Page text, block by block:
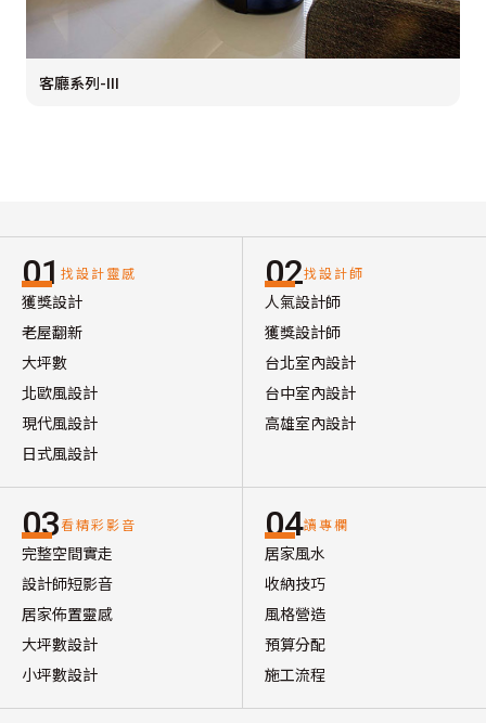
客廳系列-III
01 找設計靈感
獲獎設計
老屋翻新
大坪數
北歐風設計
現代風設計
日式風設計
02找設計師
人氣設計師
獲獎設計師
台北室內設計
台中室內設計
高雄室內設計
03看精彩影音
完整空間實走
設計師短影音
居家佈置靈感
大坪數設計
小坪數設計
04讀專欄
居家風水
收納技巧
風格營造
預算分配
施工流程